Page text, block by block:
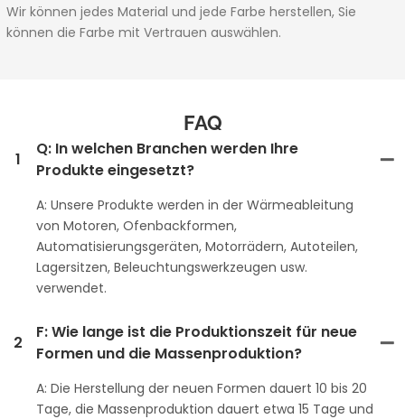
Wir können jedes Material und jede Farbe herstellen, Sie
können die Farbe mit Vertrauen auswählen.
FAQ
1
Q: In welchen Branchen werden Ihre
Produkte eingesetzt?
A: Unsere Produkte werden in der Wärmeableitung
von Motoren, Ofenbackformen,
Automatisierungsgeräten, Motorrädern, Autoteilen,
Lagersitzen, Beleuchtungswerkzeugen usw.
verwendet.
2
F: Wie lange ist die Produktionszeit für neue
Formen und die Massenproduktion?
A: Die Herstellung der neuen Formen dauert 10 bis 20
Tage, die Massenproduktion dauert etwa 15 Tage und